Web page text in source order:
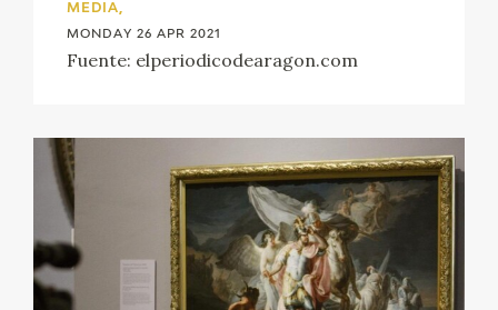
MEDIA,
MONDAY 26 APR 2021
Fuente: elperiodicodearagon.com